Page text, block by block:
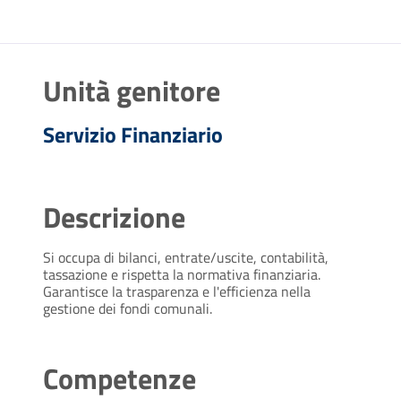
Unità genitore
Servizio Finanziario
Descrizione
Si occupa di bilanci, entrate/uscite, contabilità,
tassazione e rispetta la normativa finanziaria.
Garantisce la trasparenza e l'efficienza nella
gestione dei fondi comunali.
Competenze